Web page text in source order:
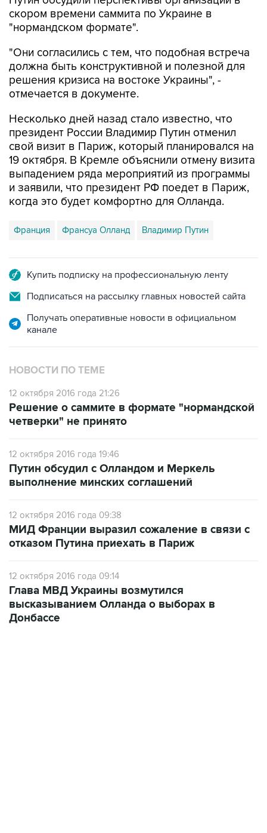
скором времени саммита по Украине в
"нормандском формате".
"Они согласились с тем, что подобная встреча
должна быть конструктивной и полезной для
решения кризиса на востоке Украины", -
отмечается в документе.
Несколько дней назад стало известно, что
президент России Владимир Путин отменил
свой визит в Париж, который планировался на
19 октября. В Кремле объяснили отмену визита
выпадением ряда мероприятий из программы
и заявили, что президент РФ поедет в Париж,
когда это будет комфортно для Олланда.
Франция Франсуа Олланд Владимир Путин
Купить подписку на профессиональную ленту
Подписаться на рассылку главных новостей сайта
Получать оперативные новости в официальном
канале
НОВОСТИ ПО ТЕМЕ
12 октября 2016 года 21:26
Решение о саммите в формате "нормандской
четверки" не принято
12 октября 2016 года 19:46
Путин обсудил с Олландом и Меркель
выполнение минских соглашений
12 октября 2016 года 09:38
МИД Франции выразил сожаление в связи с
отказом Путина приехать в Париж
12 октября 2016 года 09:14
Глава МВД Украины возмутился
высказыванием Олланда о выборах в
Донбассе